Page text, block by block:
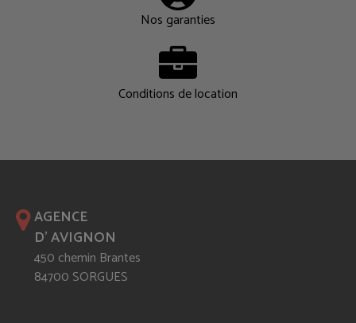
Nos garanties
Conditions de location
AGENCE
D' AVIGNON
450 chemin Brantes
84700 SORGUES